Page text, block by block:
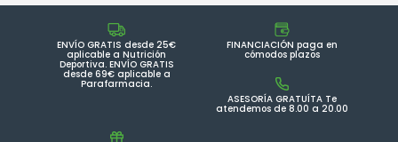
ENVÍO GRATIS desde 25€
aplicable a Nutrición
Deportiva. ENVÍO GRATIS
desde 69€ aplicable a
Parafarmacia.
FINANCIACIÓN paga en
cómodos plazos
ASESORÍA GRATUÍTA Te
atendemos de 8.00 a 20.00